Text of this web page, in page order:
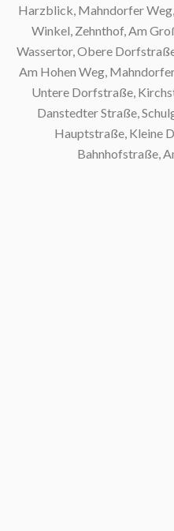
Harzblick, Mahndorfer Weg,
Winkel, Zehnthof, Am
Wassertor, Obere
Am Hohen Weg,
Untere Dorfstraße,
Danstedter Straße,
Hauptstraße, Kleine
Bahnhofstraße,